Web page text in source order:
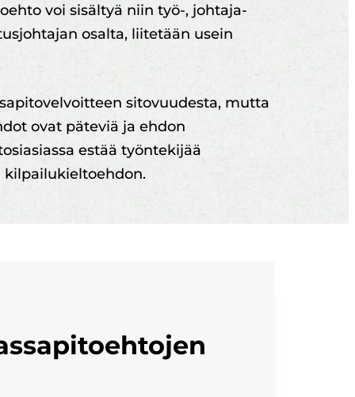
voi sisältyä niin työ-, johtaja-
osalta, liitetään usein
sitovuudesta, mutta
ovat päteviä ja ehdon
estää työntekijää
kilpailukieltoehdon.